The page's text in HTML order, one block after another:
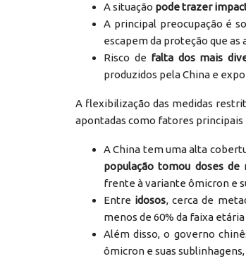
A situação pode trazer
A principal preocupação é
escapem da proteção que as
Risco de falta dos mais
produzidos pela China e
A flexibilização das medidas
apontadas como fatores principais
A China tem uma alta
população tomou doses de
frente à variante ômicron e
Entre idosos, cerca de
menos de 60% da faixa
Além disso, o governo
ômicron e suas